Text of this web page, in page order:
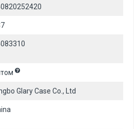
Glary Case Co., Ltd